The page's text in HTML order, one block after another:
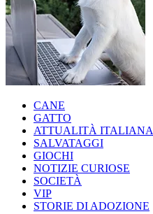
CANE
GATTO
ATTUALITÀ ITALIANA
SALVATAGGI
GIOCHI
NOTIZIE CURIOSE
SOCIETÀ
VIP
STORIE DI ADOZIONE